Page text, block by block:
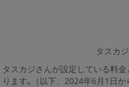
タスカ
タスカジさんが設定している料
ります｡（以下、2024年6月1日か